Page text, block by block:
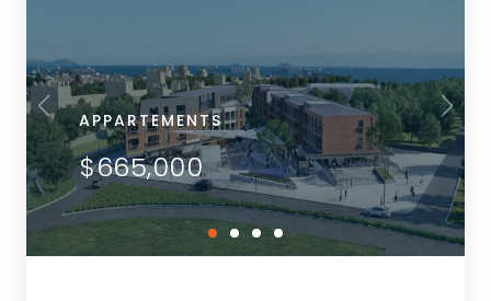
APPARTEMENTS
$665,000